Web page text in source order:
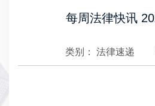
每周法律快讯
类别： 法律速递